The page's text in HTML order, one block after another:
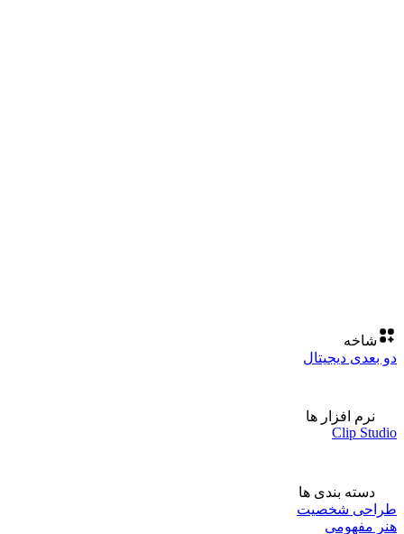
شاخه
دو بعدی دیجیتال
نرم افزار ها
Clip Studio
دسته بندی ها
طراحی شخصیت
هنر مفهومی